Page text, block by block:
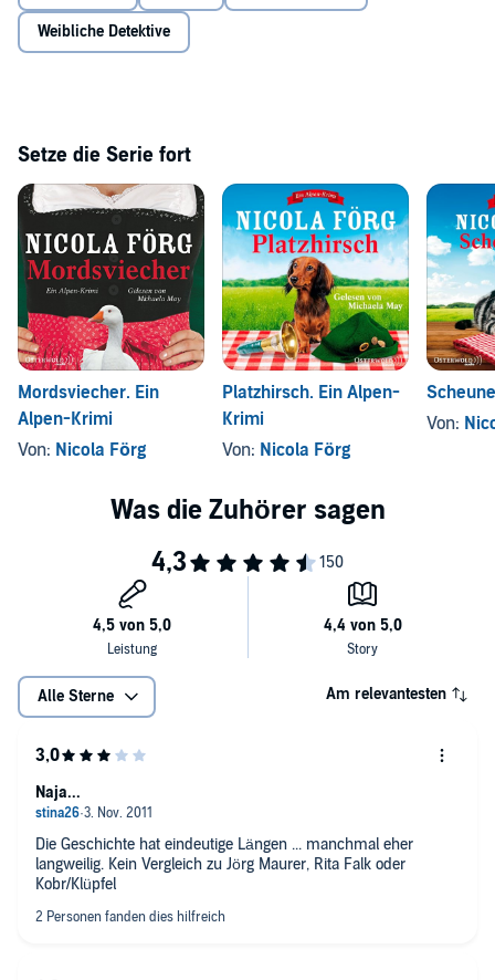
Weibliche Detektive
Setze die Serie fort
Mordsviecher. Ein
Alpen-Krimi
Von: Nicola Förg
Platzhirsch. Ein Alpen-
Krimi
Von: Nicola Förg
Von:
Alle Sterne Am relevantesten
Die Geschichte hat eindeutige Längen ... manchmal eher
langweilig. Kein Vergleich zu Jörg Maurer, Rita Falk oder
Kobr/Klüpfel
Naja...